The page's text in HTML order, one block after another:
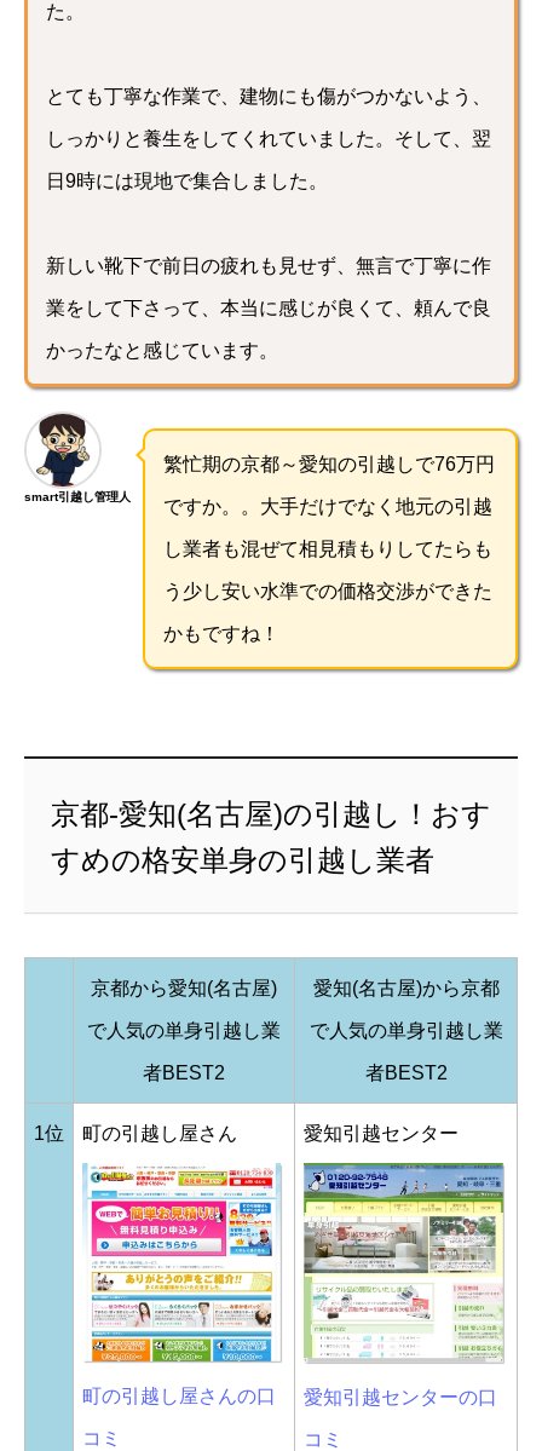
た。
とても丁寧な作業で、建物にも傷がつかないよう、
しっかりと養生をしてくれていました。そして、翌
日9時には現地で集合しました。
新しい靴下で前日の疲れも見せず、無言で丁寧に作
業をして下さって、本当に感じが良くて、頼んで良
かったなと感じています。
smart引越し管理人
繁忙期の京都～愛知の引越しで76万円
ですか。。大手だけでなく地元の引越
し業者も混ぜて相見積もりしてたらも
う少し安い水準での価格交渉ができた
かもですね！
京都-愛知(名古屋)の引越し！おす
すめの格安単身の引越し業者
京都から愛知(名古屋)
で人気の単身引越し業
者BEST2
愛知(名古屋)から京都
で人気の単身引越し業
者BEST2
1位 町の引越し屋さん
町の引越し屋さんの口
コミ
愛知引越センター
愛知引越センターの口
コミ